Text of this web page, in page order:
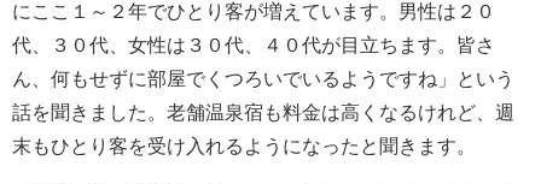
にここ１～２年でひとり客が増えています。男性は２０
代、３０代、女性は３０代、４０代が目立ちます。皆さ
ん、何もせずに部屋でくつろいでいるようですね」という
話を聞きました。老舗温泉宿も料金は高くなるけれど、週
末もひとり客を受け入れるようになったと聞きます。